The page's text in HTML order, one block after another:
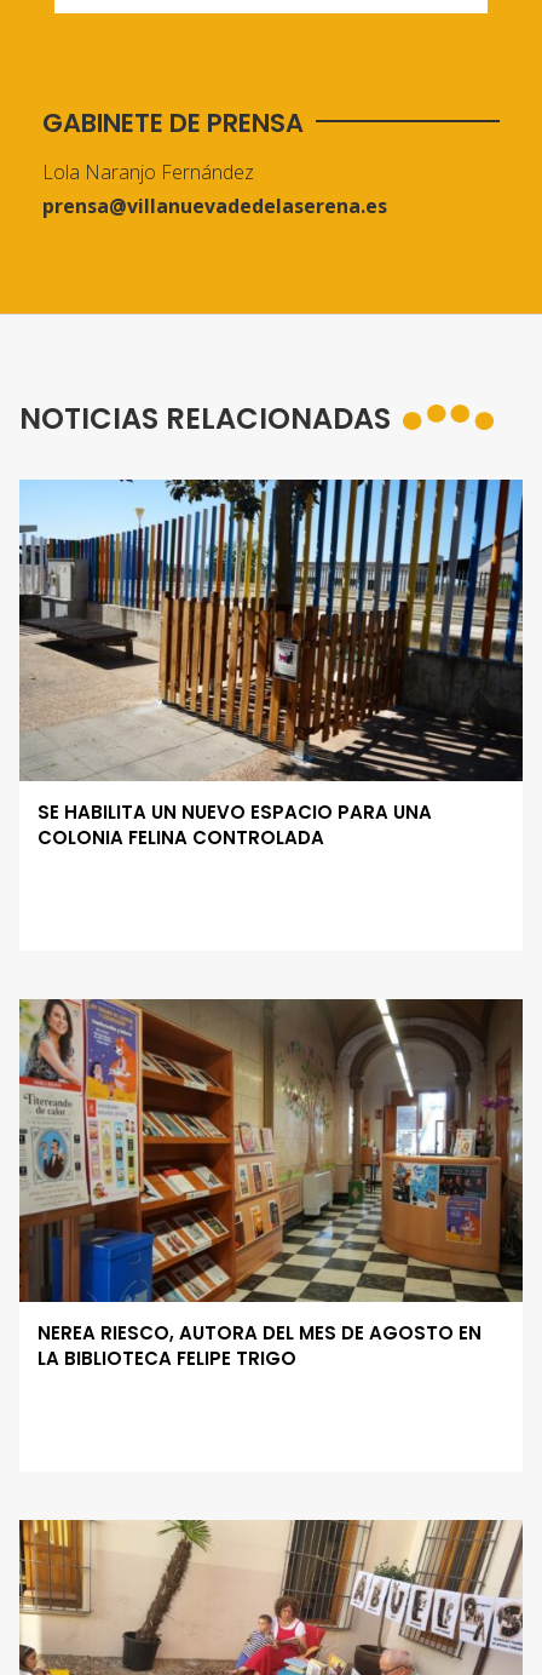
GABINETE DE PRENSA
Lola Naranjo Fernández
prensa@villanuevadedelaserena.es
NOTICIAS RELACIONADAS
SE HABILITA UN NUEVO ESPACIO PARA UNA
COLONIA FELINA CONTROLADA
NEREA RIESCO, AUTORA DEL MES DE AGOSTO EN
LA BIBLIOTECA FELIPE TRIGO